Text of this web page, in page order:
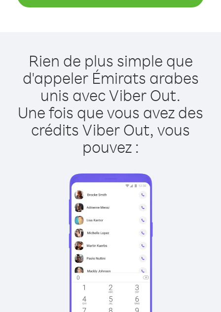
Rien de plus simple que
d'appeler Émirats arabes
unis avec Viber Out.
Une fois que vous avez des
crédits Viber Out, vous
pouvez :